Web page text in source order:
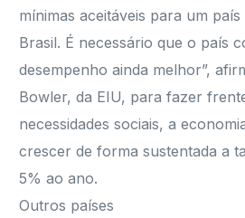
mínimas aceitáveis para um
Brasil. É necessário que o país
desempenho ainda melhor”,
Bowler, da EIU, para fazer
necessidades sociais, a
crescer de forma sustentada a
5% ao ano.
Outros países